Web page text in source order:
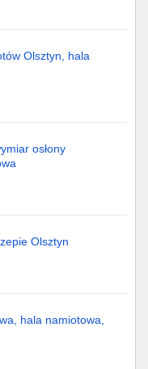
Olsztyn, hala
osłony
Olsztyn
hala namiotowa,